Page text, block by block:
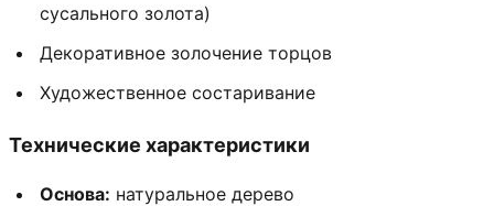
сусального золота)
Декоративное золочение торцов
Художественное состаривание
Технические характеристики
Основа: натуральное дерево